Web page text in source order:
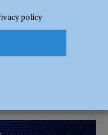
l’informativa
policy